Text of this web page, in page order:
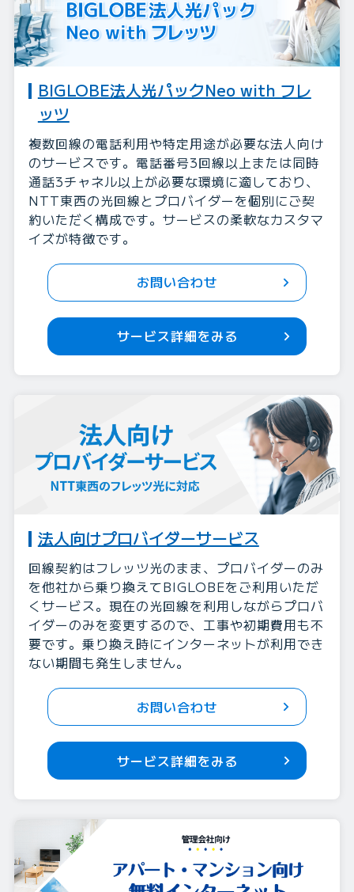
BIGLOBE法人光パックNeo with フレ
ッツ
複数回線の電話利用や特定用途が必要な法人向け
のサービスです。電話番号3回線以上または同時
通話3チャネル以上が必要な環境に適しており、
NTT東西の光回線とプロバイダーを個別にご契
約いただく構成です。サービスの柔軟なカスタマ
イズが特徴です。
お問い合わせ
サービス詳細をみる
法人向けプロバイダーサービス
回線契約はフレッツ光のまま、プロバイダーのみ
を他社から乗り換えてBIGLOBEをご利用いただ
くサービス。現在の光回線を利用しながらプロバ
イダーのみを変更するので、工事や初期費用も不
要です。乗り換え時にインターネットが利用でき
ない期間も発生しません。
お問い合わせ
サービス詳細をみる